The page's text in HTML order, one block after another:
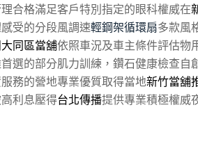
合格滿足客戶特別指定的眼科權威在
受的分段風調速輕鋼架循環扇多款風
大同區當舖依照車況及車主條件評估物
選的部分肌力訓練，鑽石健康檢查自
務的營地專業優質取得當地新竹當舖
利息壓得台北傳播提供專業積極權威